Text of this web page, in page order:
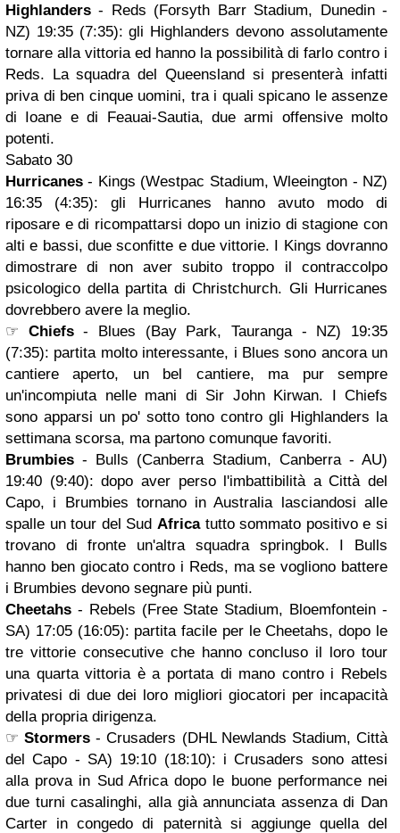
Highlanders- Reds (Forsyth Barr Stadium, Dunedin -
NZ) 19:35 (7:35): gli Highlanders devono assolutamente
tornare alla vittoria ed hanno la possibilità di farlo contro i
Reds. La squadra del Queensland si presenterà infatti
priva di ben cinque uomini, tra i quali spicano le assenze
di Ioane e di Feauai-Sautia, due armi offensive molto
potenti.
Sabato 30
Hurricanes- Kings (Westpac Stadium, Wleeington - NZ)
16:35 (4:35): gli Hurricanes hanno avuto modo di
riposare e di ricompattarsi dopo un inizio di stagione con
alti e bassi, due sconfitte e due vittorie. I Kings dovranno
dimostrare di non aver subito troppo il contraccolpo
psicologico della partita di Christchurch. Gli Hurricanes
dovrebbero avere la meglio.
☞ Chiefs- Blues (Bay Park, Tauranga - NZ) 19:35
(7:35): partita molto interessante, i Blues sono ancora un
cantiere aperto, un bel cantiere, ma pur sempre
un'incompiuta nelle mani di Sir John Kirwan. I Chiefs
sono apparsi un po' sotto tono contro gli Highlanders la
settimana scorsa, ma partono comunque favoriti.
Brumbies- Bulls (Canberra Stadium, Canberra - AU)
19:40 (9:40): dopo aver perso l'imbattibilità a Città del
Capo, i Brumbies tornano in Australia lasciandosi alle
spalle un tour del Sud Africatutto sommato positivo e si
trovano di fronte un'altra squadra springbok. I Bulls
hanno ben giocato contro i Reds, ma se vogliono battere
i Brumbies devono segnare più punti.
Cheetahs - Rebels (Free State Stadium, Bloemfontein -
SA) 17:05 (16:05): partita facile per le Cheetahs, dopo le
tre vittorie consecutive che hanno concluso il loro tour
una quarta vittoria è a portata di mano contro i Rebels
privatesi di due dei loro migliori giocatori per incapacità
della propria dirigenza.
☞Stormers- Crusaders (DHL Newlands Stadium, Città
del Capo - SA) 19:10 (18:10): i Crusaders sono attesi
alla prova in Sud Africa dopo le buone performance nei
due turni casalinghi, alla già annunciata assenza di Dan
Carter in congedo di paternità si aggiunge quella del